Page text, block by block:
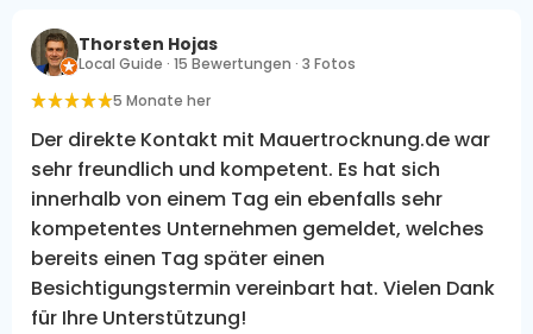
Thorsten Hojas
Local Guide · 15 Bewertungen · 3 Fotos
5 Monate her
Der direkte Kontakt mit Mauertrocknung.de war
sehr freundlich und kompetent. Es hat sich
innerhalb von einem Tag ein ebenfalls sehr
kompetentes Unternehmen gemeldet, welches
bereits einen Tag später einen
Besichtigungstermin vereinbart hat. Vielen Dank
für Ihre Unterstützung!